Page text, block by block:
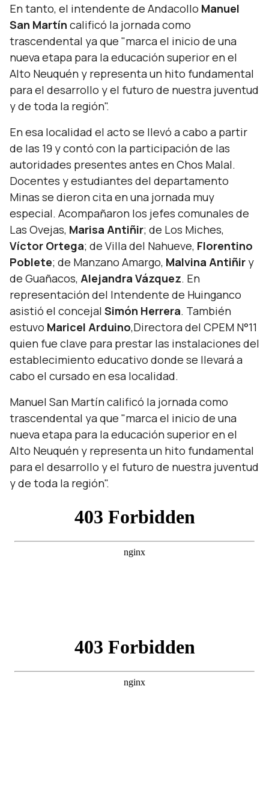
En tanto, el intendente de Andacollo Manuel
San Martín calificó la jornada como
trascendental ya que "marca el inicio de una
nueva etapa para la educación superior en el
Alto Neuquén y representa un hito fundamental
para el desarrollo y el futuro de nuestra juventud
y de toda la región".
En esa localidad el acto se llevó a cabo a partir
de las 19 y contó con la participación de las
autoridades presentes antes en Chos Malal.
Docentes y estudiantes del departamento
Minas se dieron cita en una jornada muy
especial. Acompañaron los jefes comunales de
Las Ovejas, Marisa Antiñir; de Los Miches,
Víctor Ortega; de Villa del Nahueve, Florentino
Poblete; de Manzano Amargo, Malvina Antiñir y
de Guañacos, Alejandra Vázquez. En
representación del Intendente de Huinganco
asistió el concejal Simón Herrera. También
estuvo Maricel Arduino,Directora del CPEM N°11
quien fue clave para prestar las instalaciones del
establecimiento educativo donde se llevará a
cabo el cursado en esa localidad.
Manuel San Martín calificó la jornada como
trascendental ya que "marca el inicio de una
nueva etapa para la educación superior en el
Alto Neuquén y representa un hito fundamental
para el desarrollo y el futuro de nuestra juventud
y de toda la región".